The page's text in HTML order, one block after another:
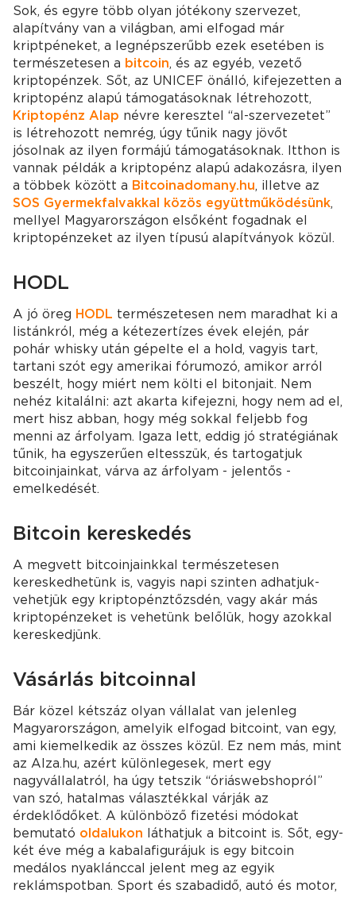
Sok, és egyre több olyan jótékony szervezet,
alapítvány van a világban, ami elfogad már
kriptpéneket, a legnépszerűbb ezek esetében is
természetesen a bitcoin, és az egyéb, vezető
kriptopénzek. Sőt, az UNICEF önálló, kifejezetten a
kriptopénz alapú támogatásoknak létrehozott,
Kriptopénz Alap névre keresztel “al-szervezetet”
is létrehozott nemrég, úgy tűnik nagy jövőt
jósolnak az ilyen formájú támogatásoknak. Itthon is
vannak példák a kriptopénz alapú adakozásra, ilyen
a többek között a Bitcoinadomany.hu, illetve az
SOS Gyermekfalvakkal közös együttműködésünk,
mellyel Magyarországon elsőként fogadnak el
kriptopénzeket az ilyen típusú alapítványok közül.
HODL
A jó öreg HODL természetesen nem maradhat ki a
listánkról, még a kétezertízes évek elején, pár
pohár whisky után gépelte el a hold, vagyis tart,
tartani szót egy amerikai fórumozó, amikor arról
beszélt, hogy miért nem költi el bitonjait. Nem
nehéz kitalálni: azt akarta kifejezni, hogy nem ad el,
mert hisz abban, hogy még sokkal feljebb fog
menni az árfolyam. Igaza lett, eddig jó stratégiának
tűnik, ha egyszerűen eltesszük, és tartogatjuk
bitcoinjainkat, várva az árfolyam - jelentős -
emelkedését.
Bitcoin kereskedés
A megvett bitcoinjainkkal természetesen
kereskedhetünk is, vagyis napi szinten adhatjuk-
vehetjük egy kriptopénztőzsdén, vagy akár más
kriptopénzeket is vehetünk belőlük, hogy azokkal
kereskedjünk.
Vásárlás bitcoinnal
Bár közel kétszáz olyan vállalat van jelenleg
Magyarországon, amelyik elfogad bitcoint, van egy,
ami kiemelkedik az összes közül. Ez nem más, mint
az Alza.hu, azért különlegesek, mert egy
nagyvállalatról, ha úgy tetszik “óriáswebshopról”
van szó, hatalmas választékkal várják az
érdeklődőket. A különböző fizetési módokat
bemutató oldalukon láthatjuk a bitcoint is. Sőt, egy-
két éve még a kabalafigurájuk is egy bitcoin
medálos nyaklánccal jelent meg az egyik
reklámspotban. Sport és szabadidő, autó és motor,